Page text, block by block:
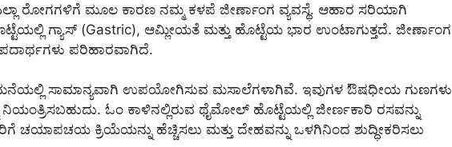
ರೋಗಗಳಿಗೆ ಮೂಲ ಕಾರಣ ನಮ್ಮ ಕಳಪೆ ಜೀರ್ಣಾಂಗ ವ್ಯವಸ್ಥೆ. ಆಹಾರ ಸರಿಯಾಗಿ
ಗ್ಯಾಸ್ (Gastric), ಆಮ್ಲೀಯತೆ ಮತ್ತು ಹೊಟ್ಟೆಯ ಭಾರ ಉಂಟಾಗುತ್ತದೆ. ಜೀರ್ಣಾಂಗ
ಪದಾರ್ಥಗಳು ಪರಿಹಾರವಾಗಿದೆ.
ಮನೆಯಲ್ಲಿ ಸಾಮಾನ್ಯವಾಗಿ ಉಪಯೋಗಿಸುವ ಮಸಾಲೆಗಳಾಗಿವೆ. ಇವುಗಳ ಔಷಧೀಯ ಗುಣಗಳು
ನಿಯಂತ್ರಿಸಬಹುದು. ಓಂ ಕಾಳಿನಲ್ಲಿರುವ ಥೈಮೋಲ್ ಹೊಟ್ಟೆಯಲ್ಲಿ ಜೀರ್ಣಕಾರಿ ರಸವನ್ನು
ಚಯಾಪಚಯ ಕ್ರಿಯೆಯನ್ನು ಹೆಚ್ಚಿಸಲು ಮತ್ತು ದೇಹವನ್ನು ಒಳಗಿನಿಂದ ಶುದ್ಧೀಕರಿಸಲು